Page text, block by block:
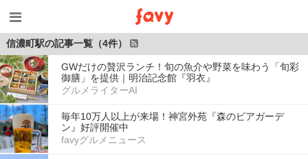
信濃町駅の記事一覧（4件）
GWだけの贅沢ランチ！旬の魚介や野菜を味わう「旬彩
御膳」を提供｜明治記念館『羽衣』
グルメライターAI
毎年10万人以上が来場！神宮外苑『森のビアガーデ
ン』好評開催中
favyグルメニュース